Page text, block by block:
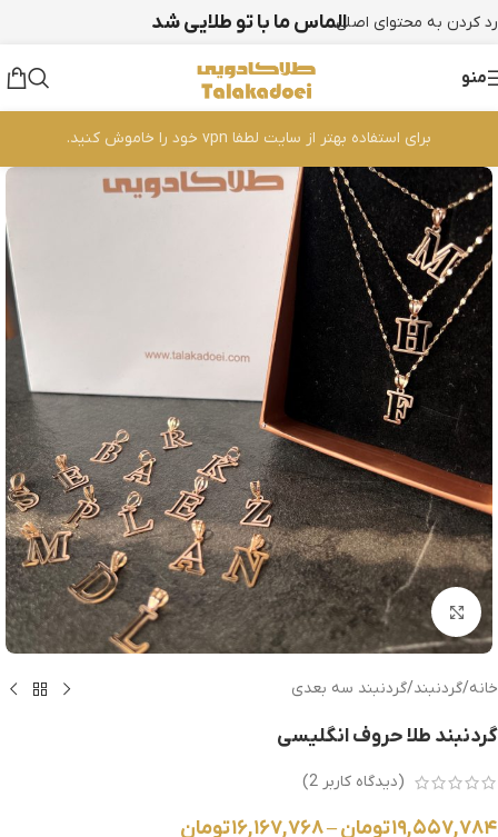
رد کردن به محتوای اصلیالماس ما با تو طلایی شد
منو
برای استفاده بهتر از سایت لطفا vpn خود را خاموش کنید.
بزرگنمایی تصویر
خانه/گردنبند/گردنبند سه بعدی
گردنبند طلا حروف انگلیسی
(دیدگاه کاربر 2
)
۱۹,۵۵۷,۷۸۴تومان–۱۶,۱۶۷,۷۶۸تومان